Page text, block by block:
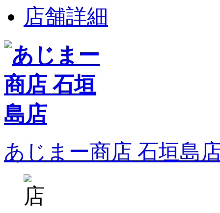
店舗詳細
あじまー商店 石垣島